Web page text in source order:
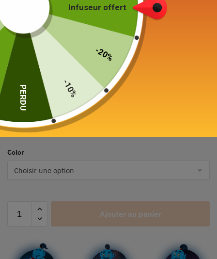
Service à Thé Floral
Porcelaine 600ml
47,00€–179,00
Color
Ajouter au panier
Infuseur offert
-20%
-10%
PERDU